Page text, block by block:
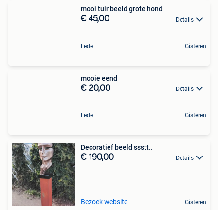
mooi tuinbeeld grote hond
€ 45,00 Details
Lede Gisteren
mooie eend
€ 20,00 Details
Lede Gisteren
Decoratief beeld ssstt..
€ 190,00 Details
Bezoek website Gisteren